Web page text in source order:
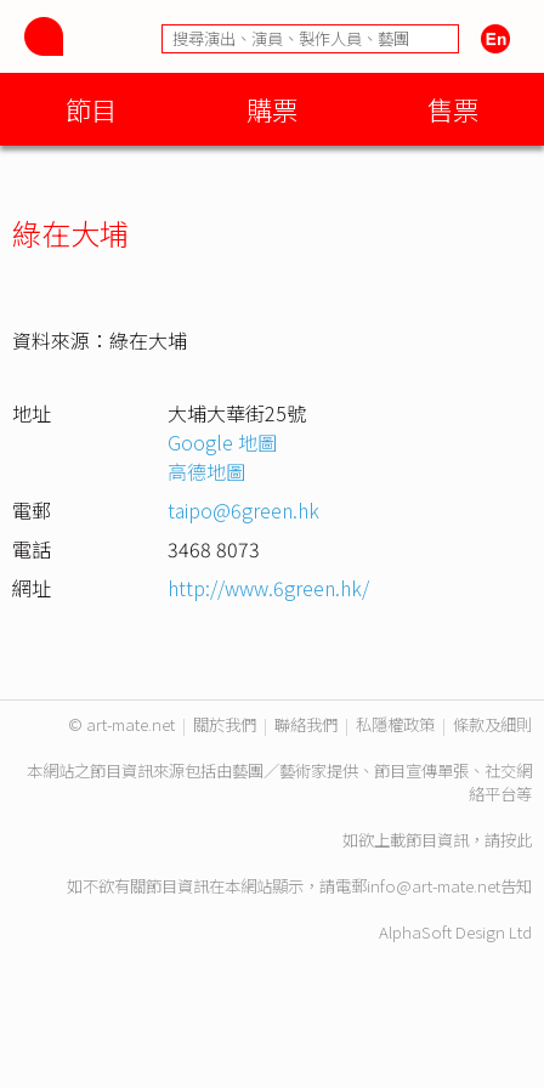
節目 購票 售票
綠在大埔
資料來源：綠在大埔
地址
大埔大華街25號
Google 地圖
高德地圖
電郵
taipo@6green.hk
電話
3468 8073
網址
http://www.6green.hk/
© art-mate.net | 關於我們 | 聯絡我們 | 私隱權政策 | 條款及細則
本網站之節目資訊來源包括由藝團／藝術家提供、節目宣傳單張、社交網
絡平台等
如欲上載節目資訊，請按此
如不欲有關節目資訊在本網站顯示，請電郵info@art-mate.net告知
AlphaSoft Design Ltd